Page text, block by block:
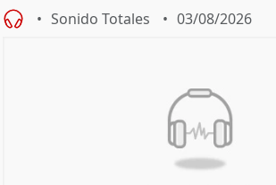
Sonido Totales 03/08/2026